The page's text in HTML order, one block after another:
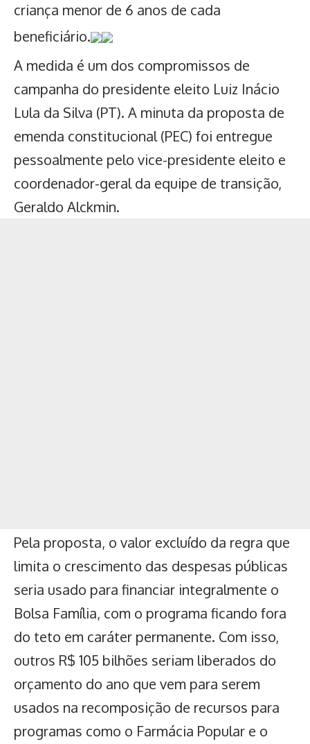
criança menor de 6 anos de cada
beneficiário.
A medida é um dos compromissos de
campanha do presidente eleito Luiz Inácio
Lula da Silva (PT). A minuta da proposta de
emenda constitucional (PEC) foi entregue
pessoalmente pelo vice-presidente eleito e
coordenador-geral da equipe de transição,
Geraldo Alckmin.
Pela proposta, o valor excluído da regra que
limita o crescimento das despesas públicas
seria usado para financiar integralmente o
Bolsa Família, com o programa ficando fora
do teto em caráter permanente. Com isso,
outros R$ 105 bilhões seriam liberados do
orçamento do ano que vem para serem
usados na recomposição de recursos para
programas como o Farmácia Popular e o